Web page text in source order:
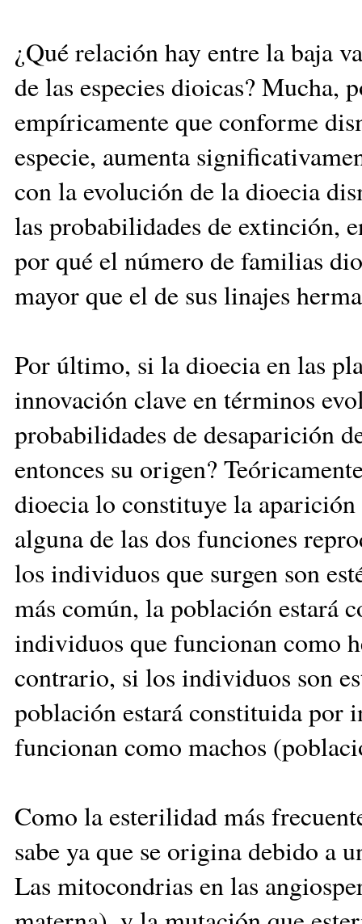
¿Qué relación hay entre la baja
de las especies dioicas? Mucha,
empíricamente que conforme
especie, aumenta
con la evolución de la dioecia
las probabilidades de extinción,
por qué el número de familias
mayor que el de sus linajes
Por último, si la dioecia en las
innovación clave en términos
probabilidades de desaparición
entonces su origen?
dioecia lo constituye la
alguna de las dos funciones
los individuos que surgen son
más común, la población estará
individuos que funcionan como
contrario, si los individuos son
población estará constituida
funcionan como machos
Como la esterilidad más
sabe ya que se origina debido a
Las mitocondrias en las